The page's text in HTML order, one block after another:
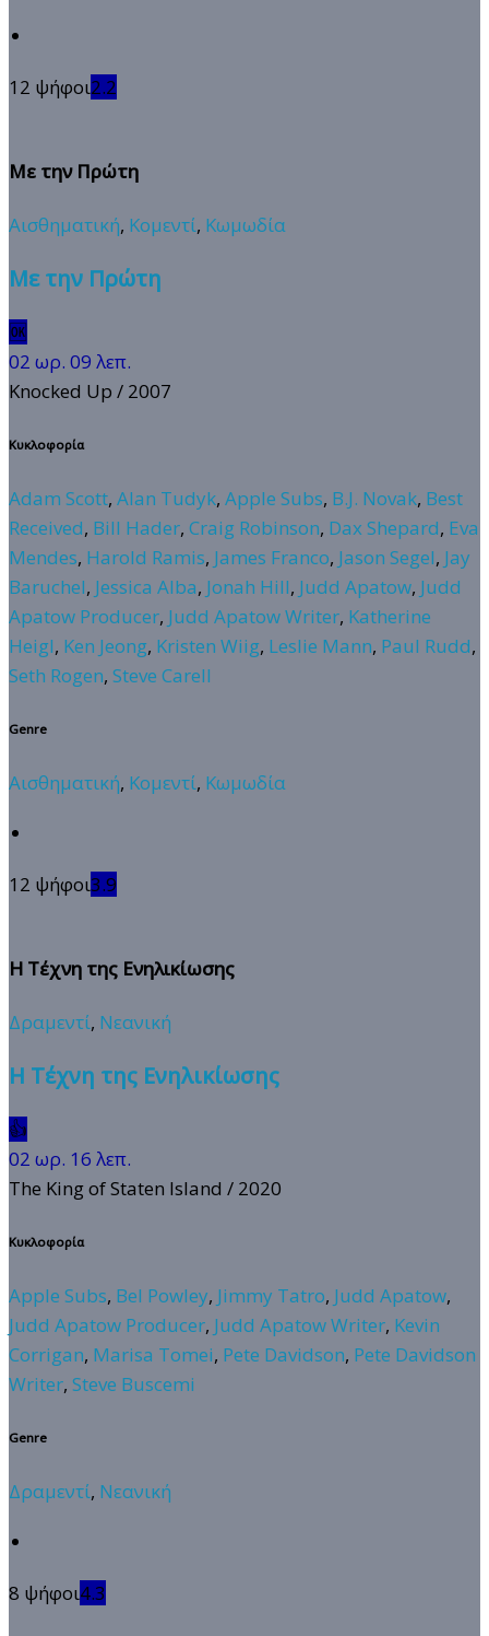
12 ψήφοι2.2
Με την Πρώτη
Αισθηματική, Κομεντί, Κωμωδία
Με την Πρώτη
🆗
02 ωρ. 09 λεπ.
Knocked Up / 2007
Κυκλοφορία
Adam Scott, Alan Tudyk, Apple Subs, B.J. Novak, Best
Received, Bill Hader, Craig Robinson, Dax Shepard, Eva
Mendes, Harold Ramis, James Franco, Jason Segel, Jay
Baruchel, Jessica Alba, Jonah Hill, Judd Apatow, Judd
Apatow Producer, Judd Apatow Writer, Katherine
Heigl, Ken Jeong, Kristen Wiig, Leslie Mann, Paul Rudd,
Seth Rogen, Steve Carell
Genre
Αισθηματική, Κομεντί, Κωμωδία
12 ψήφοι3.9
Η Τέχνη της Ενηλικίωσης
Δραμεντί, Νεανική
Η Τέχνη της Ενηλικίωσης
👍
02 ωρ. 16 λεπ.
The King of Staten Island / 2020
Κυκλοφορία
Apple Subs, Bel Powley, Jimmy Tatro, Judd Apatow,
Judd Apatow Producer, Judd Apatow Writer, Kevin
Corrigan, Marisa Tomei, Pete Davidson, Pete Davidson
Writer, Steve Buscemi
Genre
Δραμεντί, Νεανική
8 ψήφοι4.3